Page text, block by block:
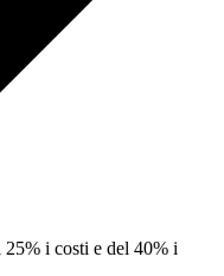
i costi e del 40% i